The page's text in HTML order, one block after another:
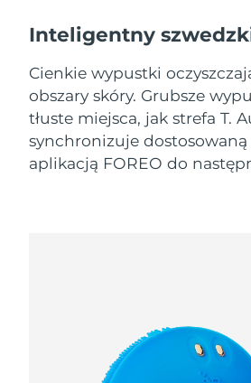
Inteligentny
Cienkie wypustki
obszary skóry. Grubsze
tłuste miejsca, jak strefa T.
synchronizuje
aplikacją FOREO do
Słowenia
Republika
Południowej Afryki
Korea Południowa